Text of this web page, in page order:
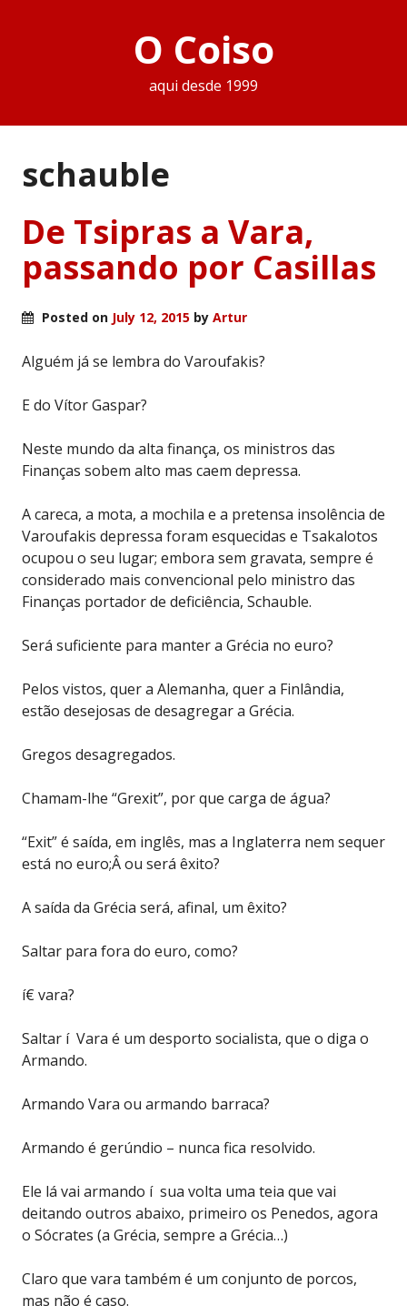
O Coiso
aqui desde 1999
schauble
De Tsipras a Vara,
passando por Casillas
Posted on July 12, 2015 by Artur
Alguém já se lembra do Varoufakis?
E do Vítor Gaspar?
Neste mundo da alta finança, os ministros das
Finanças sobem alto mas caem depressa.
A careca, a mota, a mochila e a pretensa insolência de
Varoufakis depressa foram esquecidas e Tsakalotos
ocupou o seu lugar; embora sem gravata, sempre é
considerado mais convencional pelo ministro das
Finanças portador de deficiência, Schauble.
Será suficiente para manter a Grécia no euro?
Pelos vistos, quer a Alemanha, quer a Finlândia,
estão desejosas de desagregar a Grécia.
Gregos desagregados.
Chamam-lhe “Grexit”, por que carga de água?
“Exit” é saída, em inglês, mas a Inglaterra nem sequer
está no euro;Â ou será êxito?
A saída da Grécia será, afinal, um êxito?
Saltar para fora do euro, como?
í€ vara?
Saltar í Vara é um desporto socialista, que o diga o
Armando.
Armando Vara ou armando barraca?
Armando é gerúndio – nunca fica resolvido.
Ele lá vai armando í sua volta uma teia que vai
deitando outros abaixo, primeiro os Penedos, agora
o Sócrates (a Grécia, sempre a Grécia…)
Claro que vara também é um conjunto de porcos,
mas não é caso.